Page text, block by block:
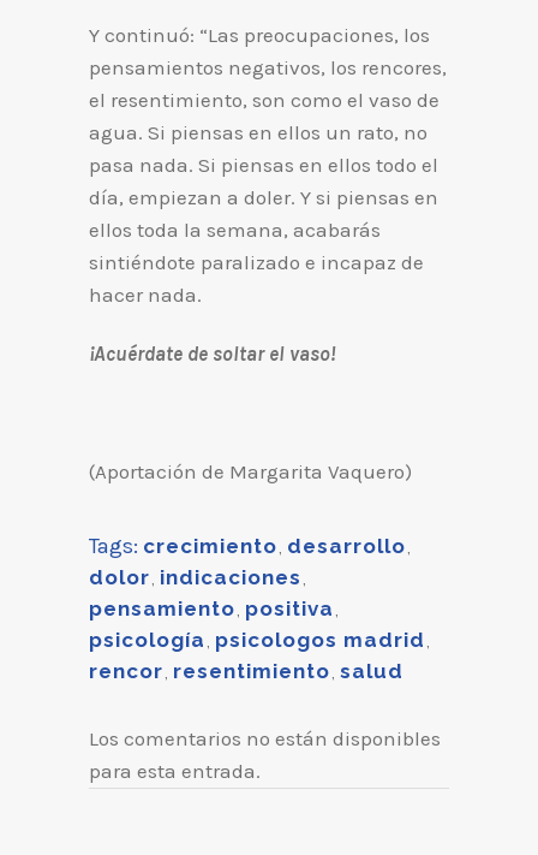
Y continuó: “Las preocupaciones, los
pensamientos negativos, los rencores,
el resentimiento, son como el vaso de
agua. Si piensas en ellos un rato, no
pasa nada. Si piensas en ellos todo el
día, empiezan a doler. Y si piensas en
ellos toda la semana, acabarás
sintiéndote paralizado e incapaz de
hacer nada.
¡Acuérdate de soltar el vaso!
(Aportación de Margarita Vaquero)
Tags: crecimiento desarrollo
dolor indicaciones
pensamiento positiva
psicología psicologos madrid
rencor resentimiento salud
Los comentarios no están disponibles
para esta entrada.